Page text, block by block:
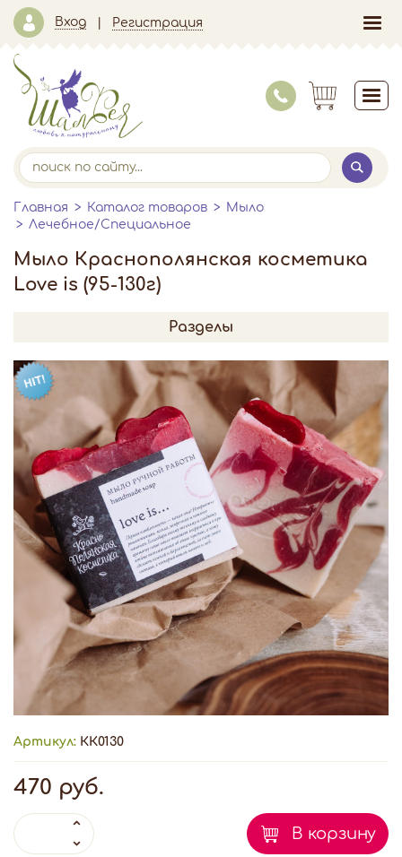
Вход Регистрация
Главная Каталог товаров
Мыло
Лечебное/Специальное
Мыло Краснополянская косметика
Love is (95-130г)
Разделы
Артикул: КК0130
470 руб.
В корзину